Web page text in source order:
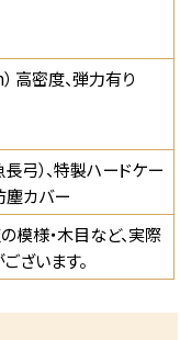
高密度、弾力有り
）、特製ハードケー
塵カバー
模様・木目など、実際
ざいます。